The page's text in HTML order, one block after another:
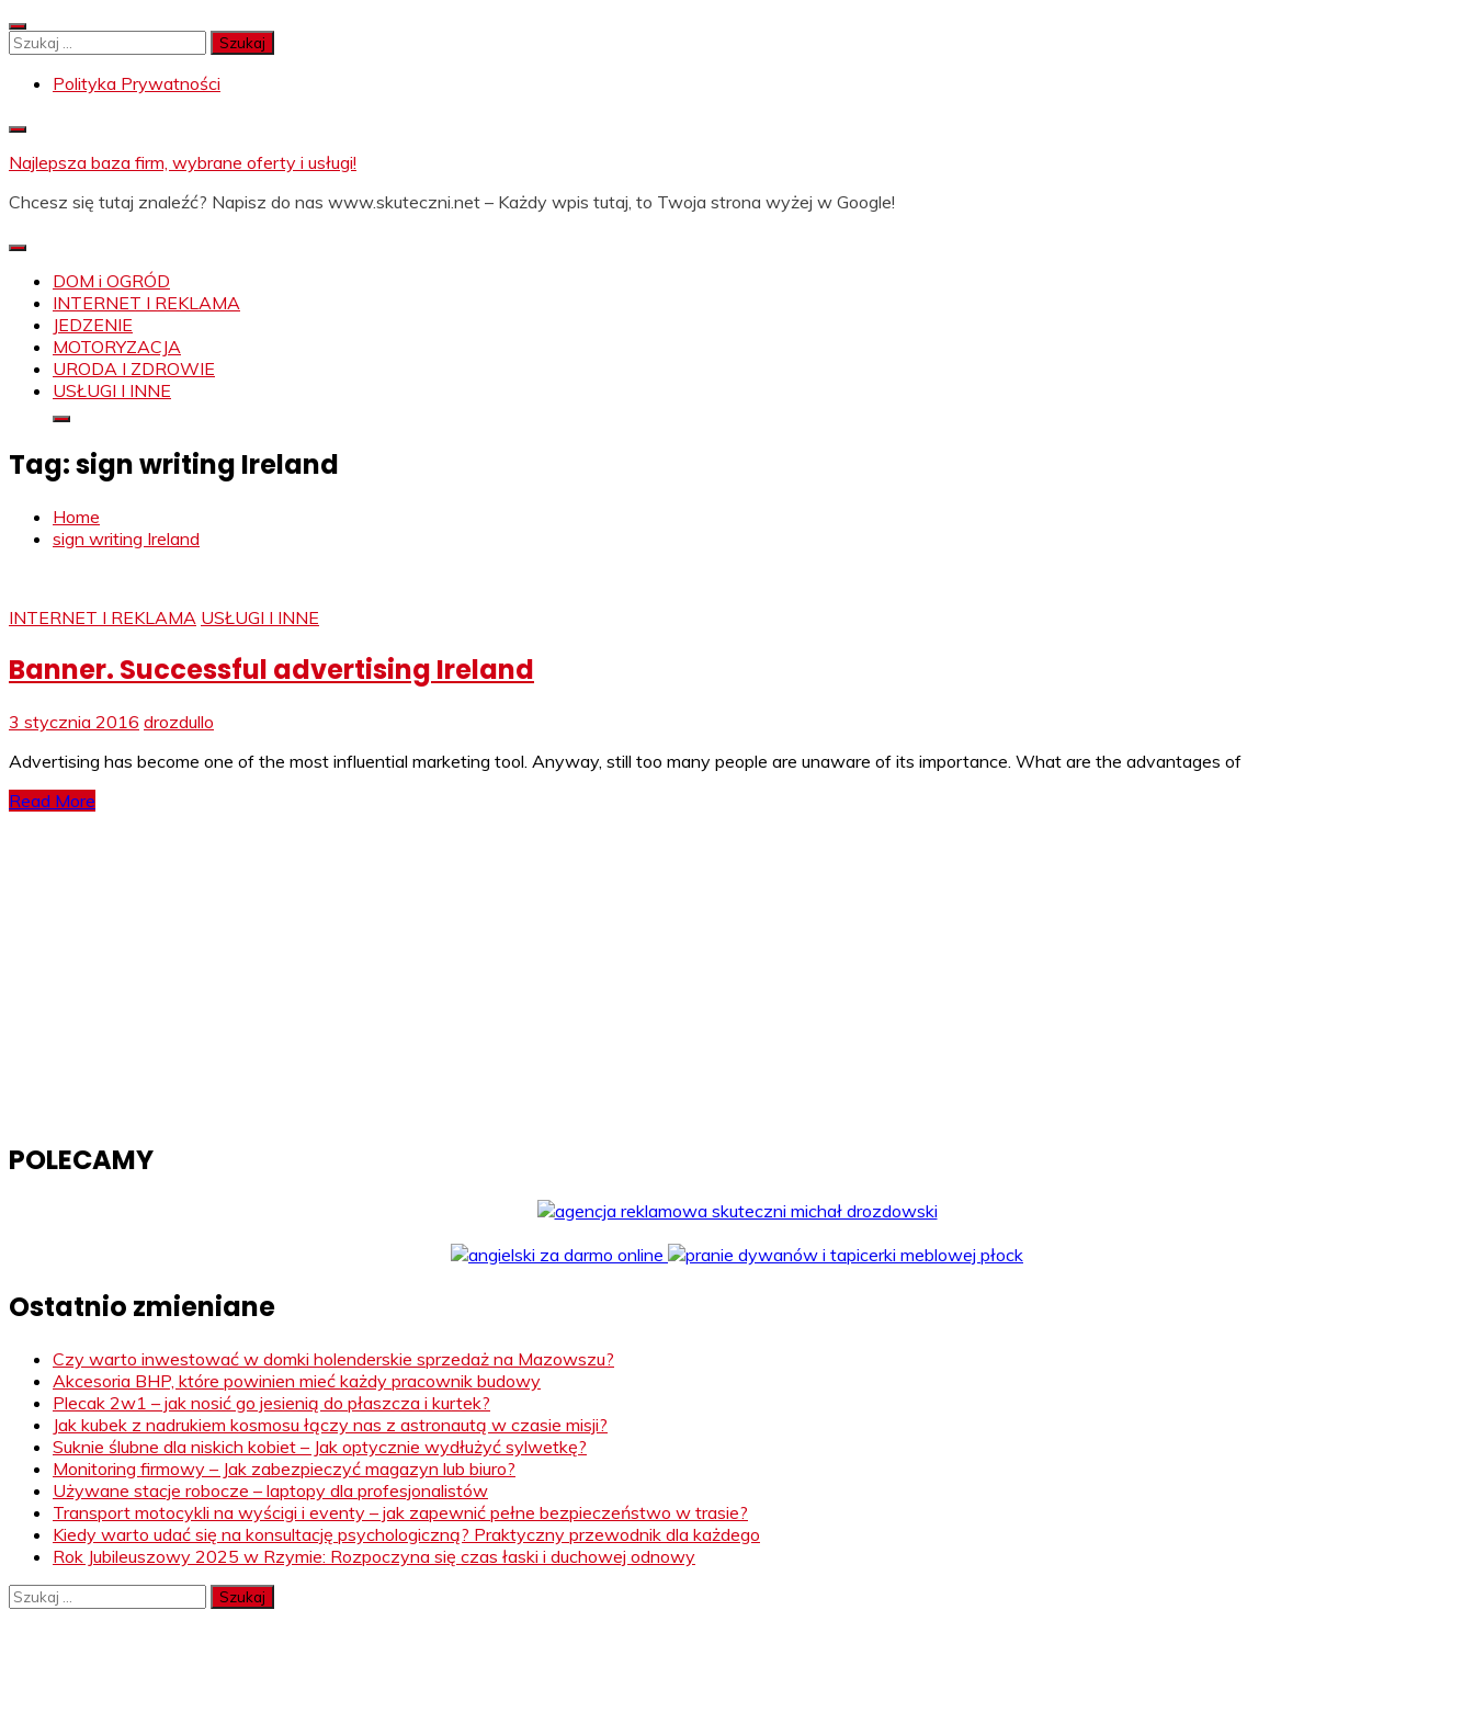
Skip
to
Szukaj:
Polityka Prywatności
Najlepsza baza firm, wybrane oferty i usługi!
Chcesz się tutaj znaleźć? Napisz do nas www.skuteczni.net – Każdy wpis tutaj, to Twoja strona wyżej w Google!
DOM i OGRÓD
INTERNET I REKLAMA
JEDZENIE
MOTORYZACJA
URODA I ZDROWIE
USŁUGI I INNE
Tag:sign writing Ireland
Home
sign writing Ireland
INTERNET I REKLAMA USŁUGI I INNE
Banner. Successful advertising Ireland
3 stycznia 2016 drozdullo
Advertising has become one of the most influential marketing tool. Anyway, still too many people are unaware of its importance. What are the advantages of
Read More
POLECAMY
Ostatnio zmieniane
Czy warto inwestować w domki holenderskie sprzedaż na Mazowszu?
Akcesoria BHP, które powinien mieć każdy pracownik budowy
Plecak 2w1 – jak nosić go jesienią do płaszcza i kurtek?
Jak kubek z nadrukiem kosmosu łączy nas z astronautą w czasie misji?
Suknie ślubne dla niskich kobiet – Jak optycznie wydłużyć sylwetkę?
Monitoring firmowy – Jak zabezpieczyć magazyn lub biuro?
Używane stacje robocze – laptopy dla profesjonalistów
Transport motocykli na wyścigi i eventy – jak zapewnić pełne bezpieczeństwo w trasie?
Kiedy warto udać się na konsultację psychologiczną? Praktyczny przewodnik dla każdego
Rok Jubileuszowy 2025 w Rzymie: Rozpoczyna się czas łaski i duchowej odnowy
Szukaj: